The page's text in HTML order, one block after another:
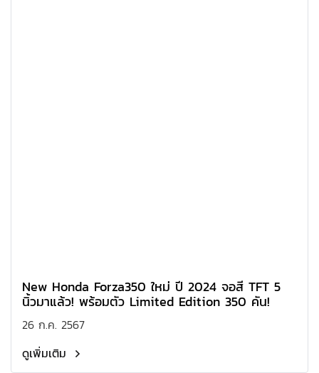
New Honda Forza350 ใหม่ ปี 2024 จอสี TFT 5
นิ้วมาแล้ว! พร้อมตัว Limited Edition 350 คัน!
26 ก.ค. 2567
ดูเพิ่มเติม